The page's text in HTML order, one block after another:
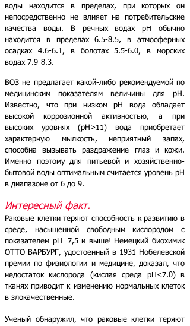
воды находится в пределах, при которых он
непосредственно не влияет на потребительские
качества воды. В речных водах pH обычно
находится в пределах 6.5-8.5, в атмосферных
осадках 4.6-6.1, в болотах 5.5-6.0, в морских
водах 7.9-8.3.
ВОЗ не предлагает какой-либо рекомендуемой по
медицинским показателям величины для рН.
Известно, что при низком рН вода обладает
высокой коррозионной активностью, а при
высоких уровнях (рН>11) вода приобретает
характерную мылкость, неприятный запах,
способна вызывать раздражение глаз и кожи.
Именно поэтому для питьевой и хозяйственно-
бытовой воды оптимальным считается уровень рН
в диапазоне от 6 до 9.
Интересный факт.
Раковые клетки теряют способность к развитию в
среде, насыщенной свободным кислородом с
показателем pH=7,5 и выше!
Немецкий биохимик
ОТТО ВАРБУРГ, удостоенный в 1931 Нобелевской
премии по физиологии и медицине, доказал, что
недостаток кислорода (кислая среда pH<7.0) в
тканях приводит к изменению нормальных клеток
в злокачественные.
Ученый обнаружил, что раковые клетки теряют